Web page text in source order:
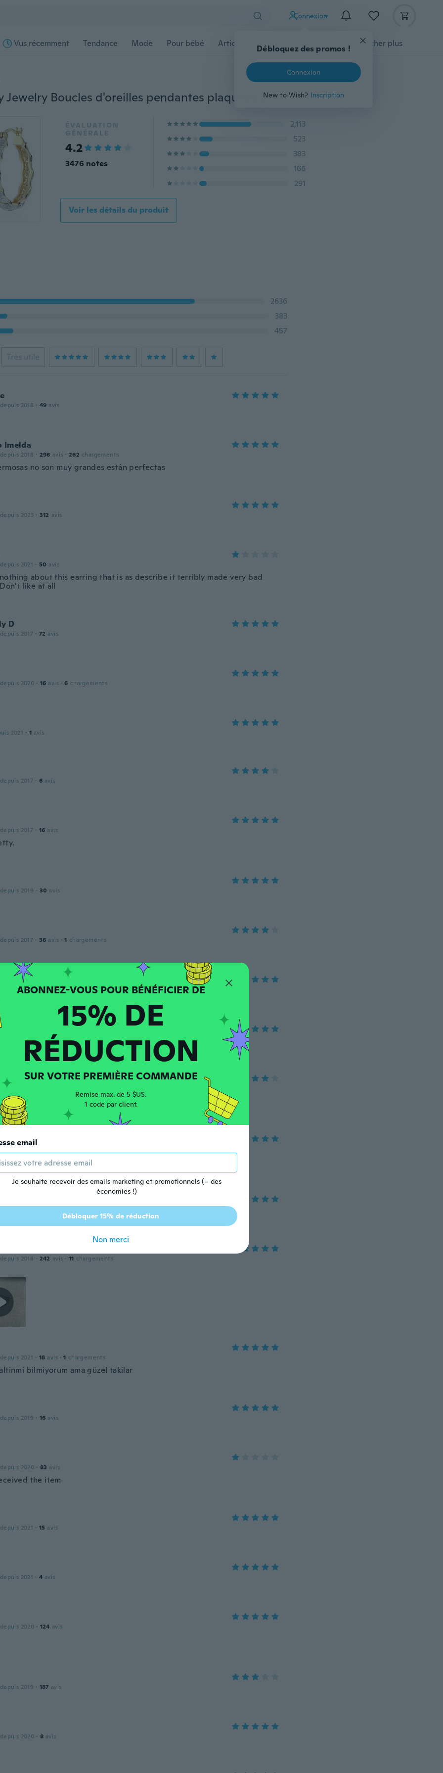
Connexion
Débloquez des promos !
Connexion
New to Wish? Inscription
Vus récemment Tendance Mode Pour bébé Articles pour animaux domestiques Afficher plus
Shining Lady Jewelry Boucles d'oreilles pendantes plaquées or et topaze Twists
ÉVALUATION
GÉNÉRALE
4.2
3476 notes
2,113
523
383
166
291
Voir les détails du produit
2636
383
457
Très utile
2018 · 49 avis
Imelda
2018 · 298 avis · 262 chargements
no son muy grandes están perfectas
2023 · 312 avis
2021 · 50 avis
nothing about this earring that is as describe it terribly made very bad
like at all
D
2017 · 72 avis
2020 · 16 avis · 6 chargements
2021 · 1 avis
2017 · 6 avis
2017 · 16 avis
2019 · 30 avis
2017 · 36 avis · 1 chargements
depuis 2020 · 19 avis
2021 ·
avis
2021
schön aus und dafür bekomme ich viele Komplimente
2019
2018 · 242 avis · 11 chargements
2021 · 18 avis · 1 chargements
bilmiyorum ama güzel takilar
2019 · 16 avis
2020 · 83 avis
the item
2021 · 15 avis
2021 · 4 avis
2020 · 124 avis
2019 · 187 avis
2020 · 8 avis
15% DE
RÉDUCTION
SUR VOTRE PREMIÈRE COMMANDE
Remise max. de 5 $US.
1 code par client.
email
Je souhaite recevoir des emails marketing et promotionnels (= des
économies !)
Débloquer 15% de réduction
Non merci